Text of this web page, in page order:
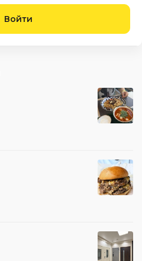
Войти